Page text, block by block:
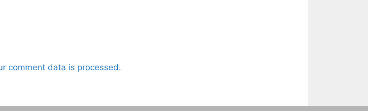
comment data is processed.